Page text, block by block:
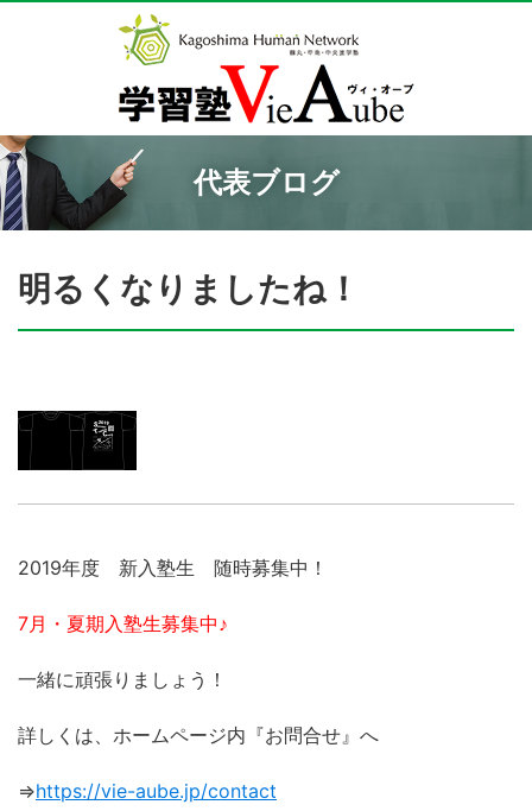
代表ブログ
明るくなりましたね！
2019年度 新入塾生 随時募集中！
7月・夏期入塾生募集中♪
一緒に頑張りましょう！
詳しくは、ホームページ内『お問合せ』へ
⇒https://vie-aube.jp/contact